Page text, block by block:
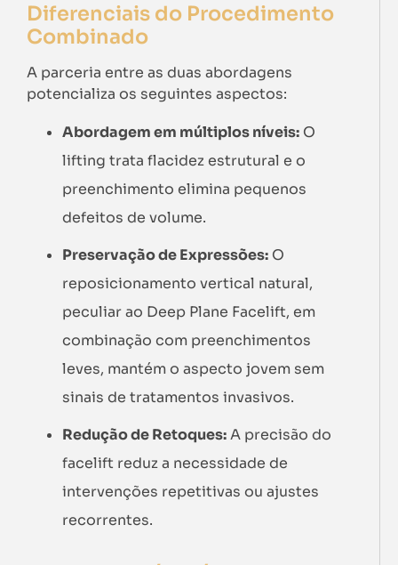
Diferenciais do Procedimento
Combinado
A parceria entre as duas abordagens
potencializa os seguintes aspectos:
Abordagem em múltiplos níveis: O
lifting trata flacidez estrutural e o
preenchimento elimina pequenos
defeitos de volume.
Preservação de Expressões: O
reposicionamento vertical natural,
peculiar ao Deep Plane Facelift, em
combinação com preenchimentos
leves, mantém o aspecto jovem sem
sinais de tratamentos invasivos.
Redução de Retoques:A precisão do
facelift reduz a necessidade de
intervenções repetitivas ou ajustes
recorrentes.